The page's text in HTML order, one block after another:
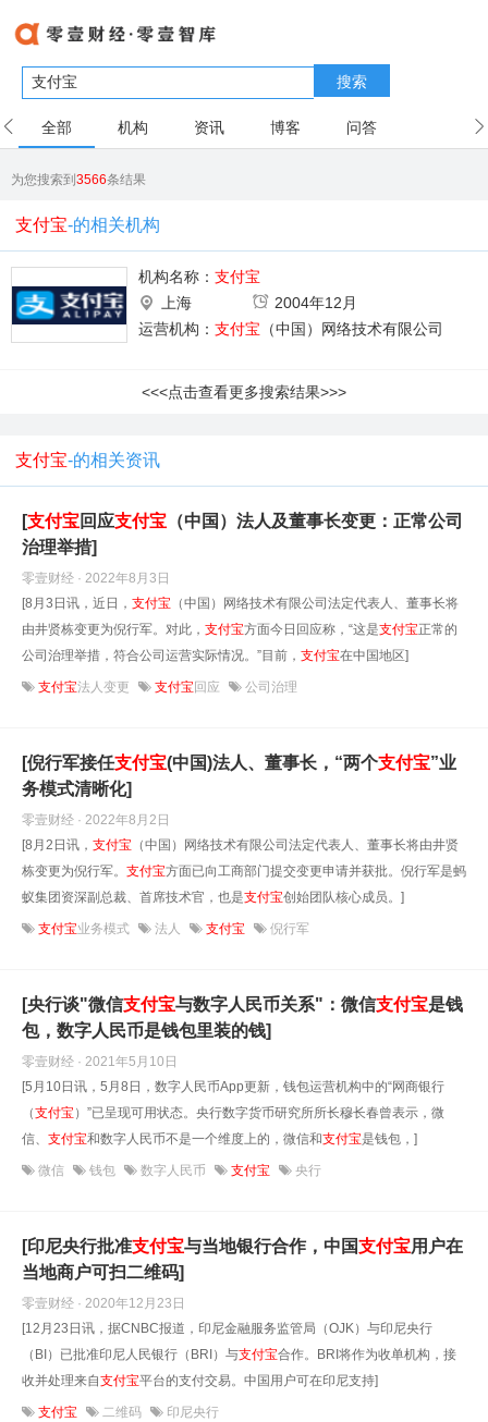
搜索
全部 机构 资讯 博客 问答
为您搜索到3566条结果
支付宝-的相关机构
机构名称： 支付宝
上海
2004年12月
运营机构： 支付宝 （中国）网络技术有限公司
<<<点击查看更多搜索结果>>>
支付宝-的相关资讯
[支付宝回应支付宝 （中国）法人及董事长变更：正常公司
治理举措]
零壹财经 · 2022年8月3日
[8月3日讯，近日， 支付宝 （中国）网络技术有限公司法定代表人、董事长将
由井贤栋变更为倪行军。对此， 支付宝方面今日回应称，“这是支付宝正常的
公司治理举措，符合公司运营实际情况。”目前， 支付宝在中国地区]
支付宝法人变更 支付宝回应 公司治理
[倪行军接任支付宝(中国)法人、董事长，“两个支付宝”业
务模式清晰化]
零壹财经 · 2022年8月2日
[8月2日讯， 支付宝 （中国）网络技术有限公司法定代表人、董事长将由井贤
栋变更为倪行军。 支付宝方面已向工商部门提交变更申请并获批。倪行军是蚂
蚁集团资深副总裁、首席技术官，也是支付宝创始团队核心成员。]
支付宝业务模式 法人 支付宝 倪行军
[央行谈"微信支付宝与数字人民币关系"：微信支付宝是钱
包，数字人民币是钱包里装的钱]
零壹财经 · 2021年5月10日
[5月10日讯，5月8日，数字人民币App更新，钱包运营机构中的“网商银行
（支付宝 ）”已呈现可用状态。央行数字货币研究所所长穆长春曾表示，微
信、 支付宝和数字人民币不是一个维度上的，微信和支付宝是钱包，]
微信 钱包 数字人民币 支付宝 央行
[印尼央行批准支付宝与当地银行合作，中国支付宝用户在
当地商户可扫二维码]
零壹财经 · 2020年12月23日
[12月23日讯，据CNBC报道，印尼金融服务监管局（OJK）与印尼央行
（BI）已批准印尼人民银行（BRI）与支付宝合作。BRI将作为收单机构，接
收并处理来自支付宝平台的支付交易。中国用户可在印尼支持]
支付宝 二维码 印尼央行